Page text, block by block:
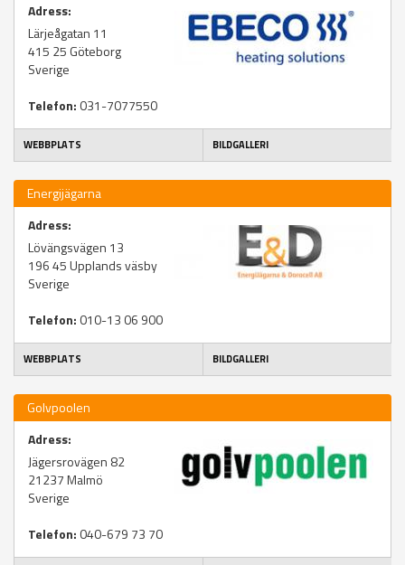
Adress:
Lärjeågatan 11
415 25 Göteborg
Sverige
Telefon: 031-7077550
WEBBPLATS BILDGALLERI
Energijägarna
Adress:
Lövängsvägen 13
196 45Upplands väsby
Sverige
Telefon: 010-13 06 900
WEBBPLATS BILDGALLERI
Golvpoolen
Adress:
Jägersrovägen 82
21237Malmö
Sverige
Telefon: 040-679 73 70